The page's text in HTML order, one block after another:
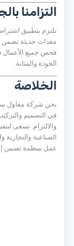
التزامنا
نلتزم بتطبيق
معدات حديثة تضمن
فحص جميع الأعمال
الجودة والمتانة.
الخلاصة
نحن شركة مقاول
في التصميم
والالتزام. نسعى
الصناعية
عمل منظمة تضمن